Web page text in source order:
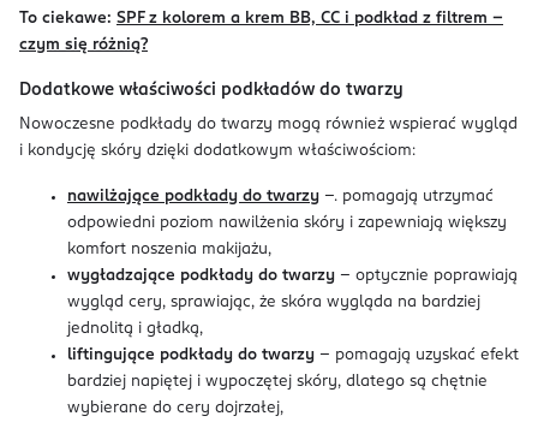
To ciekawe: SPF z kolorem a krem BB, CC i podkład z filtrem –
czym się różnią?
Dodatkowe właściwości podkładów do twarzy
Nowoczesne podkłady do twarzy mogą również wspierać wygląd
i kondycję skóry dzięki dodatkowym właściwościom:
nawilżające podkłady do twarzy –. pomagają utrzymać
odpowiedni poziom nawilżenia skóry i zapewniają większy
komfort noszenia makijażu,
wygładzające podkłady do twarzy – optycznie poprawiają
wygląd cery, sprawiając, że skóra wygląda na bardziej
jednolitą i gładką,
liftingujące podkłady do twarzy – pomagają uzyskać efekt
bardziej napiętej i wypoczętej skóry, dlatego są chętnie
wybierane do cery dojrzałej,